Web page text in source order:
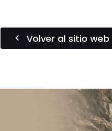
Volver al sitio web